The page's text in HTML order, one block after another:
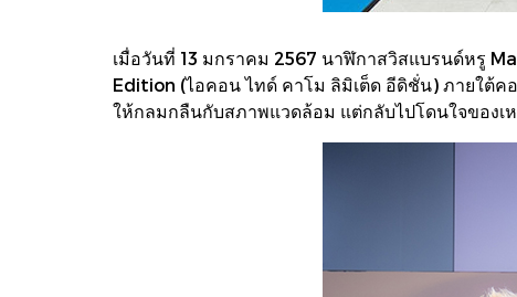
เมื่อวันที่ 13 มกราคม 2567 นาฬิกาสวิสแบรนด์หรู
Edition (ไอคอน ไทด์ คาโม ลิมิเต็ด อีดิชั่น) ภายใต้ค
ให้กลมกลืนกับสภาพแวดล้อม แต่กลับไปโดนใจของ